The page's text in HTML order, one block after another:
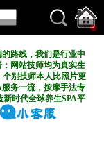
路线，我们是行业中
网站技师均为真实生
别技师本人比照片更
务一流，按摩手法专
新时代全球养生SPA平